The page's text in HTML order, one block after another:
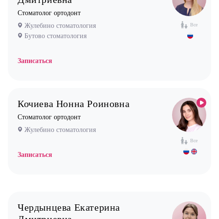
Кардиолог детский
Логопед
Маммолог
Ортопед
Остеопат
Офтальмолог (Окулист)
Пульмонолог
Новокосино стоматология
Все
Стоматолог ортодонт
Жулебино стоматология
Бутово стоматология
Записаться
Все
Кочиева Нонна Роиновна
Стоматолог ортодонт
Жулебино стоматология
Записаться
Чердынцева Екатерина